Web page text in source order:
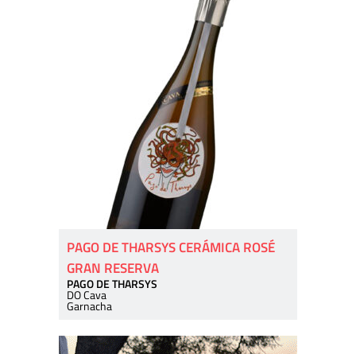
PAGO DE THARSYS CERÁMICA ROSÉ
GRAN RESERVA
PAGO DE THARSYS
DO Cava
Garnacha